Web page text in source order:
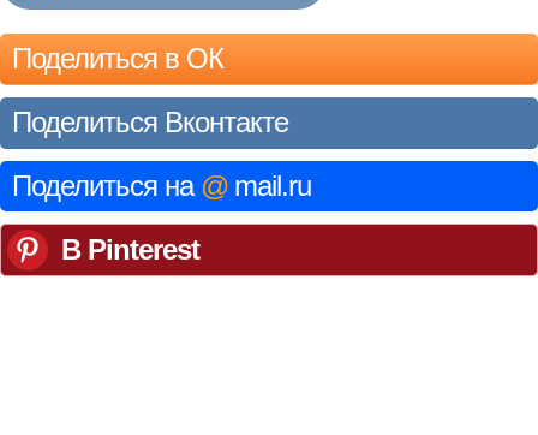
Поделиться в ОК
Поделиться Вконтакте
Поделиться на @ mail.ru
В Pinterest